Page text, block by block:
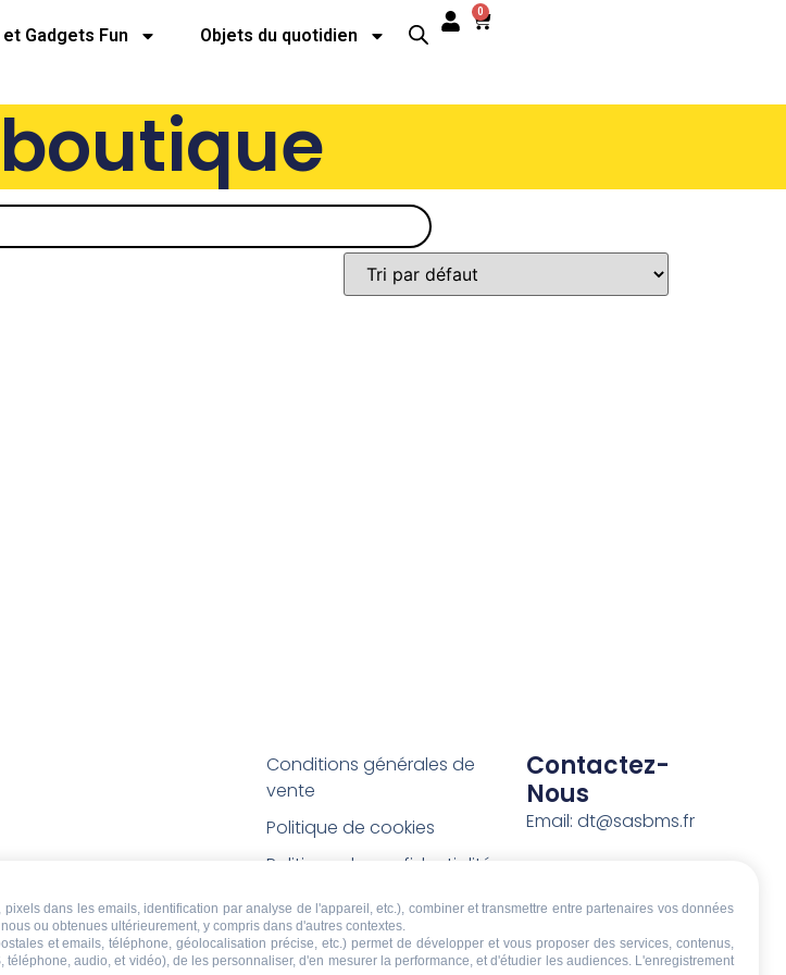
Gadgets Fun Objets du quotidien
0
Conditions générales de
vente
Politique de cookies
Politique de confidentialité
Mentions légales
Conditions de retour et de
remboursement
Contactez-
Nous
Email: dt@sasbms.fr
dans les emails, identification par analyse de l'appareil, etc.), combiner et transmettre entre partenaires vos données
ou obtenues ultérieurement, y compris dans d'autres contextes.
et emails, téléphone, géolocalisation précise, etc.) permet de développer et vous proposer des services, contenus,
audio, et vidéo), de les personnaliser, d'en mesurer la performance, et d'étudier les audiences. L'enregistrement